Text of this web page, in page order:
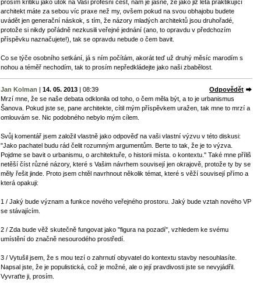
prosím kritiku jako útok na Vaši profesní čest, nám je jasné, že jako již leta praktikující
architekt máte za sebou víc praxe než my, ovšem pokud na svou obhajobu budete
uvádět jen generační náskok, s tím, že názory mladých architektů jsou druhořadé,
protože si nikdy pořádně nezkusili veřejné jednání (ano, to opravdu v předchozím
příspěvku naznačujete!), tak se opravdu nebude o čem bavit.
Co se týče osobního setkání, já s ním počítám, akorát teď už druhý měsíc marodím s
nohou a téměř nechodím, tak to prosím nepředkládejte jako naši zbabělost.
Jan Kolman | 14. 05. 2013 | 08:39
Odpovědět
Mrzí mne, že se naše debata odklonila od toho, o čem měla být, a to je urbanismus
Šanova. Pokud jste se, pane architekte, cítil mým příspěvkem uražen, tak mne to mrzí a
omlouvám se. Nic podobného nebylo mým cílem.
Svůj komentář jsem založil vlastně jako odpověď na vaši vlastní výzvu v této diskusi:
"Jako pachatel budu rád čelit rozumným argumentům. Berte to tak, že je to výzva.
Pojdme se bavit o urbanismu, o architektuře, o historii místa. o kontextu." Také mne příliš
netěší číst různé názory, které s Vašim návrhem souvisejí jen okrajově, protože ty by se
měly řešit jinde. Proto jsem chtěl navrhnout několik témat, které s věží souvisejí přímo a
která opakuji:
1 / Jaký bude význam a funkce nového veřejného prostoru. Jaký bude vztah nového VP
se stávajícím.
2 / Zda bude věž skutečně fungovat jako "figura na pozadí", vzhledem ke svému
umístění do značně nesourodého prostředí.
3 / Vytušil jsem, že s mou tezí o zahrnutí obyvatel do kontextu stavby nesouhlasíte.
Napsal jste, že je populistická, což je možné, ale o její pravdivosti jste se nevyjádřil.
Vyvraťte ji, prosím.